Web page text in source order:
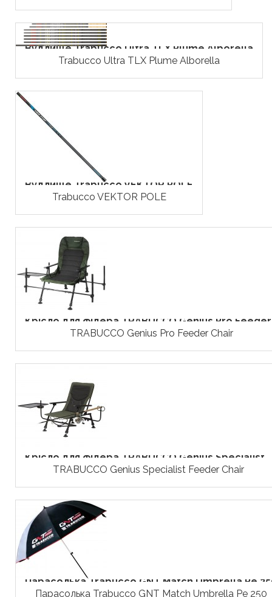
Вудлище Trabucco Ultra TLX Plume Alborella
Trabucco Ultra TLX Plume Alborella
Вудлище Trabucco VEKTOR POLE
Trabucco VEKTOR POLE
Крісло для фідера TRABUCCO Genius Pro
TRABUCCO Genius Pro Feeder Chair
Крісло для фідера TRABUCCO Genius Specialist...
TRABUCCO Genius Specialist Feeder Chair
Парасолька Trabucco GNT Match Umbrella Pe
Парасолька Trabucco GNT Match Umbrella Pe 250